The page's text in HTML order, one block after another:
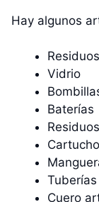
Hay algunos
Vidrio
Baterías
Cuero